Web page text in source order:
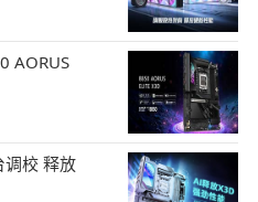
AORUS
校 释放